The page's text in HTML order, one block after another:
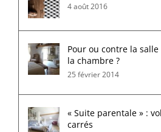
4 août 2016
Pour ou contre la
la chambre ?
25 février 2014
« Suite parentale » :
carrés